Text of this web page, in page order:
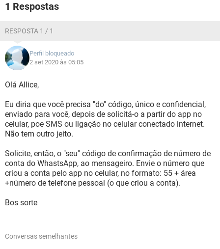
1 Respostas
RESPOSTA 1 / 1
Perfil bloqueado
2 set 2020 às 05:05
Olá Allice,
Eu diria que você precisa "do" código, único e confidencial,
enviado para você, depois de solicitá-o a partir do app no
celular, poe SMS ou ligação no celular conectado internet.
Não tem outro jeito.
Solicite, então, o "seu" código de confirmação de número de
conta do WhastsApp, ao mensageiro. Envie o número que
criou a conta pelo app no celular, no formato: 55 + área
+número de telefone pessoal (o que criou a conta).
Bos sorte
Conversas semelhantes